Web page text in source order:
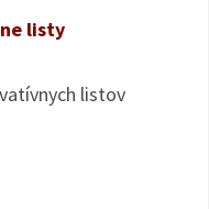
listy
listov